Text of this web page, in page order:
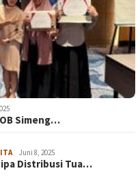
Simeng…
Juni 8, 2025
Distribusi Tua…